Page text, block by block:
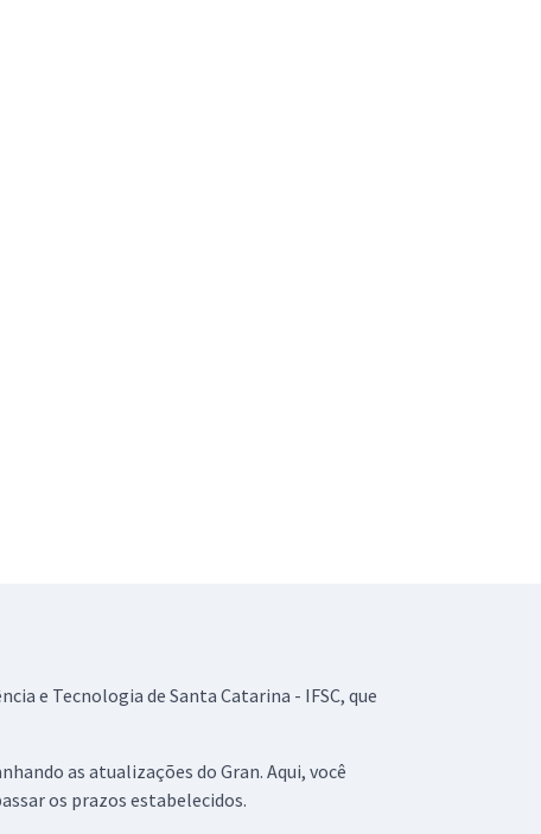
e Tecnologia de Santa Catarina - IFSC, que
as atualizações do Gran. Aqui, você
os prazos estabelecidos.